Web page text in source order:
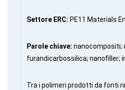
Settore ERC: PE11 Materials
Parole chiave: nanocompositi;
furandicarbossilica; nanofìller;
Tra i polimeri prodotti da fonti